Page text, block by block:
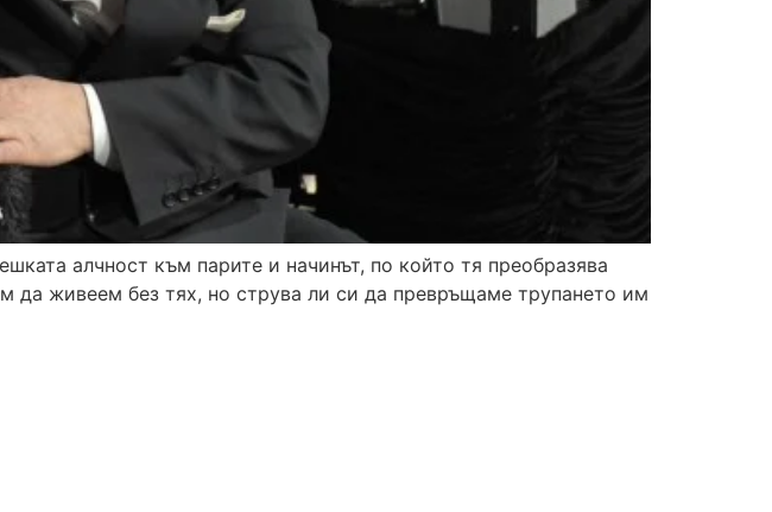
алчност към парите и начинът, по който тя преобразява
да живеем без тях, но струва ли си да превръщаме трупането им